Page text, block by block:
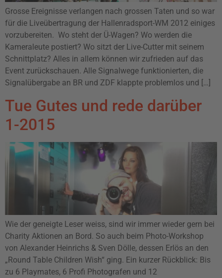
Grosse Ereignisse verlangen nach grossen Taten und so war
für die Liveübertragung der Hallenradsport-WM 2012 einiges
vorzubereiten. Wo steht der Ü-Wagen? Wo werden die
Kameraleute postiert? Wo sitzt der Live-Cutter mit seinem
Schnittplatz? Alles in allem können wir zufrieden auf das
Event zurückschauen. Alle Signalwege funktionierten, die
Signalübergabe an BR und ZDF klappte problemlos und […]
Tue Gutes und rede darüber
1-2015
Wie der geneigte Leser weiss, sind wir immer wieder gern bei
Charity Aktionen an Bord. So auch beim Photo-Workshop
von Alexander Heinrichs & Sven Dölle, dessen Erlös an den
„Round Table Children Wish“ ging. Ein kurzer Rückblick: Bis
zu 6 Playmates, 6 Profi Photografen und 12